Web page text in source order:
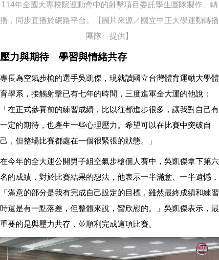
114年全國大專校院運動會中的射擊項目委託學生團隊製作、轉
播，同步直播於網路平台。【圖片來源／國立中正大學運動轉播
團隊 提供】
壓力與期待 學習與情緒共存
專長為空氣步槍的選手吳凱傑，現就讀國立台灣體育運動大學體
育學系，接觸射擊已有七年的時間，三度進軍全大運的他說：
「在正式參賽前的練習成績，比以往都進步很多，讓我對自己有
一定的期待，也產生一些心理壓力。希望可以在比賽中突破自
己，但整場比賽都處在一個很緊張的狀態。」
在今年的全大運公開男子組空氣步槍個人賽中，吳凱傑拿下第六
名的成績，對於比賽結果的想法，他表示一半滿意、一半遺憾，
「滿意的部分是我有完成自己設定的目標，雖然最終成績和練習
時還是有一點落差，但整體來說，蠻欣慰的。」吳凱傑表示，最
重要的是與壓力共存，並順利完成這項比賽。